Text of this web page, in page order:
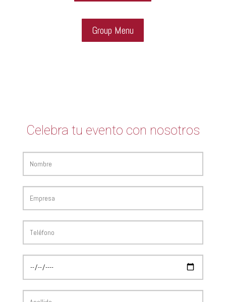
Group Menu
Celebra tu evento con nosotros